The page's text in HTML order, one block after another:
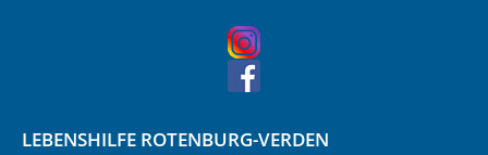
LEBENSHILFE ROTENBURG-VERDEN